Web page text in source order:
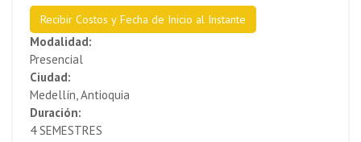
Recibir Costos y Fecha de Inicio al Instante
Modalidad:
Presencial
Ciudad:
Medellín, Antioquia
Duración:
4 SEMESTRES